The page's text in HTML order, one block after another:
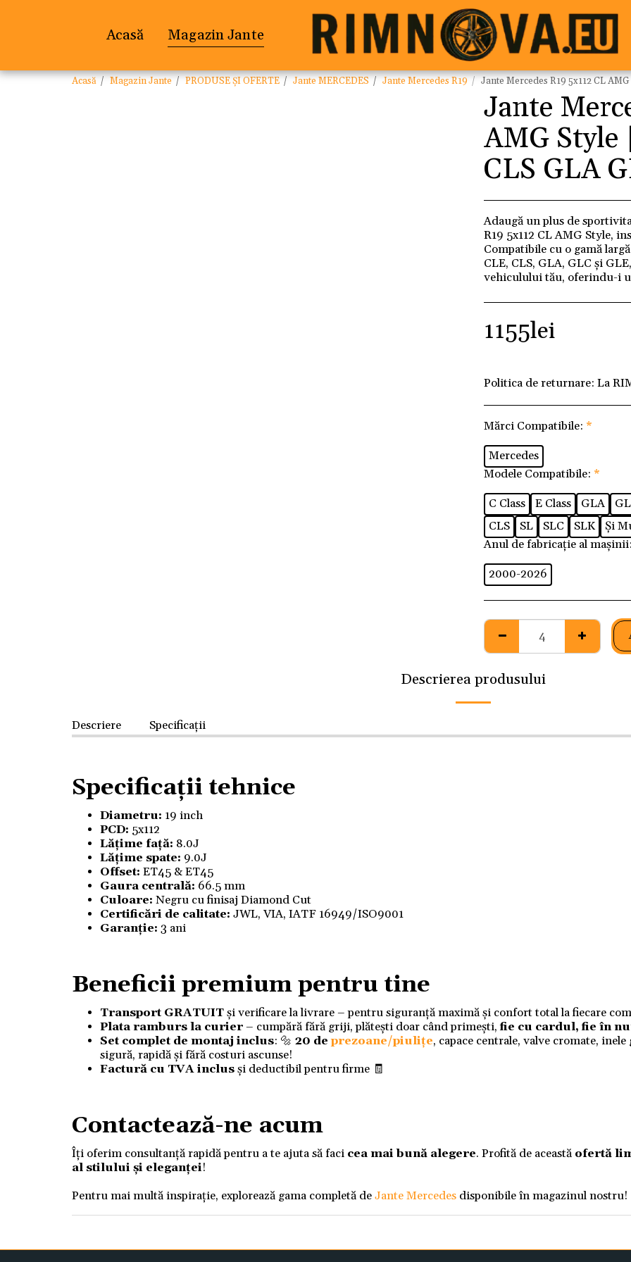
Acasă Magazin Jante
Acasă Magazin Jante PRODUSE ȘI OFERTE Jante MERCEDES Jante Mercedes R19 Jante Mercedes R19 5x112 CL
Jante
AMG Style
CLS GLA
Adaugă un plus de
R19 5x112 CL AMG Style,
Compatibile cu o gamă
CLE, CLS, GLA, GLC și
vehiculului tău, oferindu-i
1155lei
Politica de returnare: La
Mărci Compatibile: *
Mercedes
Modele Compatibile: *
C Class
E Class GLA
CLS
SL SLC SLK
Și
Anul de fabricație al mașinii:
2000-2026
Descrierea produsului
Descriere Specificații
Specificații tehnice
Diametru: 19 inch
PCD: 5x112
Lățime față: 8.0J
Lățime spate: 9.0J
Offset: ET45 & ET45
Gaura centrală: 66.5 mm
Culoare: Negru cu finisaj Diamond Cut
Certificări de calitate: JWL, VIA, IATF 16949/ISO9001
Garanție: 3 ani
Beneficii premium pentru tine
Transport GRATUITși verificare la livrare – pentru siguranță maximă și confort total la fiecare
Plata ramburs la curier– cumpără fără griji, plătești doar când primești,fie cu cardul, fie în
Set complet de montaj inclus: 🔩 20 deprezoane/piulițe, capace centrale, valve cromate,
sigură, rapidă și fără costuri ascunse!
Factură cu TVA inclusși deductibil pentru firme 🧾
Contactează-ne acum
Îți oferim consultanță rapidă pentru a te ajuta să faci cea mai bună alegere. Profită de această ofertă
al stilului și eleganței!
Pentru mai multă inspirație, explorează gama completă deJante Mercedes disponibile în magazinul nostru!